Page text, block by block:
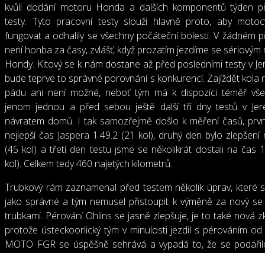
kvůli dodání motoru Honda a dalších komponentů týden
testy. Tyto pracovní testy slouží hlavně proto, aby
fungovat a odhalily se všechny počáteční bolesti. V žádném
není honba za časy, zvlášť, když prozatím jezdíme se
Hondy. Kitový se k nám dostane až před posledními testy v
bude teprve to správné porovnání s konkurencí. Zajíždět kola
pádu ani není možné, neboť tým má k dispozici téměř
jenom jednou a před sebou ještě další tři dny testů v
návratem domů. I tak samozřejmě došlo k měření časů,
nejlepší čas Jaspera 1.49.2 (21 kol), druhý den bylo zlepšení
(45 kol) a třetí den testu jsme se několikrát dostali na čas
kol). Celkem tedy 460 najetých kilometrů.
Trubkový rám zaznamenal před testem několik úprav, které
jako správné a tým nemusel přistoupit k výměně za nový se
trubkami. Pérování Ohlins se jasně zlepšuje, je to také nová
protože ústeckoorlický tým v minulosti jezdil s pérováním od
MOTO FGR se úspěšně sehrává a vypadá to, že se